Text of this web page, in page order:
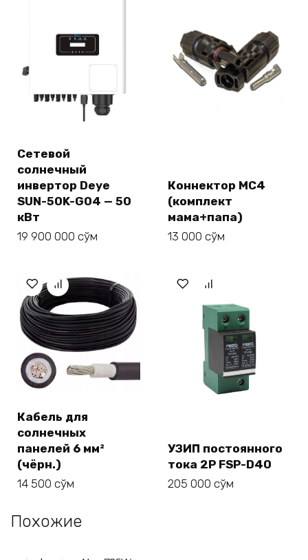
Сетевой
солнечный
инвертор Deye
SUN-50K-G04 — 50
кВт
19 900 000 сўм
Коннектор MC4
(комплект
мама+папа)
13 000 сўм
Кабель для
солнечных
панелей 6 мм²
(чёрн.)
14 500 сўм
УЗИП постоянного
тока 2P FSP-D40
205 000 сўм
Похожие